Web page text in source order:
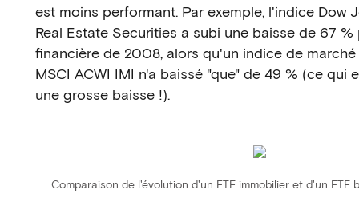
est moins performant. Par exemple, l'indice Dow
Real Estate Securities a subi une baisse de 67
financière de 2008, alors qu'un indice de
MSCI ACWI IMI n'a baissé "que" de 49 % (ce qui
une grosse baisse !).
Comparaison de l'évolution d'un ETF immobilier et d'un ETF